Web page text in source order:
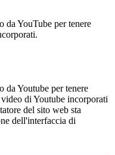
da YouTube per tenere
da Youtube per tenere
di Youtube incorporati
del sito web sta
dell'interfaccia di